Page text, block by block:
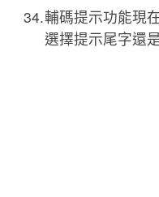
輔碼提示功能現
選擇提示尾字還